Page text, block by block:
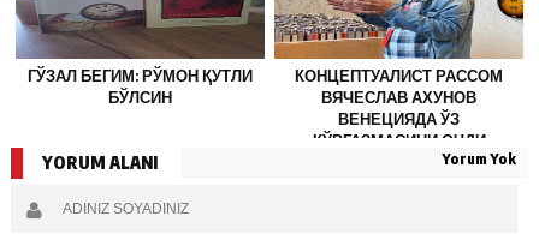
ГЎЗАЛ БЕГИМ: РЎМОН ҚУТЛИ
БЎЛСИН
КОНЦЕПТУАЛИСТ РАССОМ
ВЯЧЕСЛАВ АХУНОВ
ВЕНЕЦИЯДА ЎЗ
КЎРГАЗМАСИНИ ОЧДИ
YORUM ALANI Yorum Yok